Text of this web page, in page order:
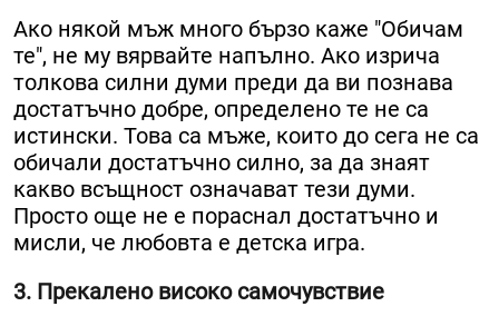
Ако някой мъж много бързо каже "Обичам
те", не му вярвайте напълно. Ако изрича
толкова силни думи преди да ви познава
достатъчно добре, определено те не са
истински. Това са мъже, които до сега не са
обичали достатъчно силно, за да знаят
какво всъщност означават тези думи.
Просто още не е пораснал достатъчно и
мисли, че любовта е детска игра.
3. Прекалено високо самочувствие